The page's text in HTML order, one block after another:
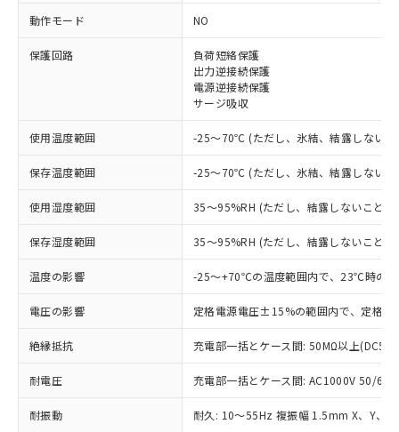
動作モード NO
保護回路
負荷短絡保護
出力逆接続保護
電源逆接続保護
サージ吸収
使用温度範囲 -25～70℃ (ただし、氷結、結露しないこ
保存温度範囲 -25～70℃ (ただし、氷結、結露しないこ
使用湿度範囲 35～95%RH (ただし、結露しないこと)
保存湿度範囲 35～95%RH (ただし、結露しないこと)
温度の影響 -25～+70℃の温度範囲内で、23℃時の
電圧の影響 定格電源電圧±15%の範囲内で、定格
絶縁抵抗 充電部一括とケース間: 50MΩ以上
耐電圧 充電部一括とケース間: AC1000V 50/
耐振動 耐久: 10～55Hz 複振幅 1.5mm X、Y、Z
ご利用条件
ご利用ください。
本サービスは、当社制御機器事業取扱
商品の当社在庫状況および標準価格
(税抜)を提供させていただくもので
本サービスの対象外となる商品もある
ことをご了承ください。
在庫状況および標準価格照会結果は、
※1 対応状況
対応済み：EU RoHS指令（10物質）の
非含有に対応した製品が提供可能な商品で
す。
有に対応した製品に切り替える予定のある
商品です。
対応予定なし：EU RoHS指令（10物質）の
非含有に非対応の商品で、対応品を出す予
調査・確認中：EU RoHS指令（10物質）の
非含有の対応状況を調査中または確認中の
商品です。
非該当品：ライセンス料など無形物で、有
害物質有無と関係のない商品です。
仕入先様の事情により、非含有部品として
いたものが、含有品と判明した場合などや
※1 中国RoHS○×表
「○」：最大均質材料含有率が中国RoHSの
基準値以下であることを示します。
「×」：最大均質材料含有率が中国RoHSの
基準値を超えていることを示します。
「－」：未確認です。当社販売部門へお問
当社は、これら貴社製品のうち、外国
為替および外国貿易法に定める商品